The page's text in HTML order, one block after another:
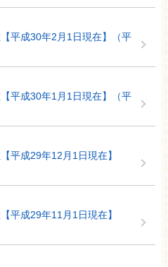
平成30年2月1日現在】（平
平成30年1月1日現在】（平
平成29年12月1日現在】
平成29年11月1日現在】